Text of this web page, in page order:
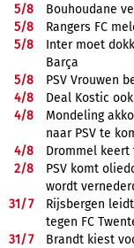
5/8
Bouhoudane
5/8
Rangers FC
5/8
Inter moet
Barça
5/8
PSV Vrouwen
4/8
Deal Kostic
4/8
Mondeling
naar PSV te
4/8
Drommel keert
2/8
PSV komt
wordt
31/7
Rijsbergen
tegen FC
31/7
Brandt kiest